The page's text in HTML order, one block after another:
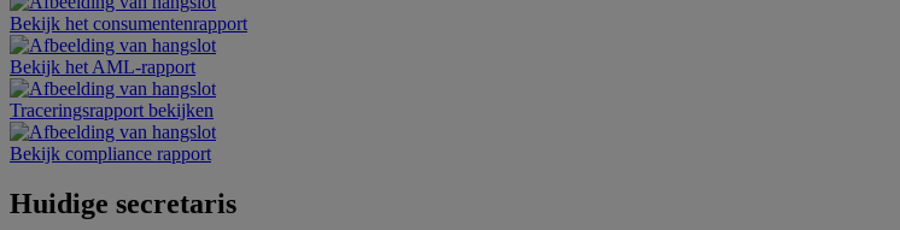
Bekijk het consumentenrapport
Bekijk het AML-rapport
Traceringsrapport bekijken
Bekijk compliance rapport
Huidige secretaris